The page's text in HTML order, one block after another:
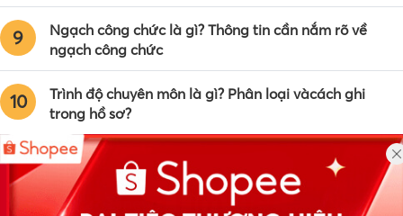
9
Ngạch công chức là gì? Thông tin cần nắm rõ về
ngạch công chức
10
Trình độ chuyên môn là gì? Phân loại vàcách ghi
trong hồ sơ?